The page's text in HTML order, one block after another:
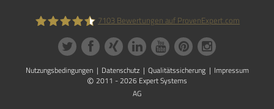
ProvenExpert.com
7103 Bewertungen auf ProvenExpert.com
Nutzungsbedingungen Datenschutz Qualitätssicherung Impressum
© 2011 - 2026 Expert Systems
AG